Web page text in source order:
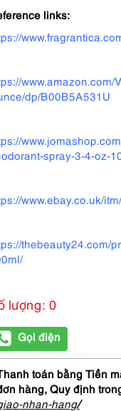
links:
dp/B00B5A531U
spray-3-4-oz-
www.ebay.co.uk/
thebeauty24.com/
lượng: 0
Gọi điện
toán bằng Tiền
hàng, Quy định
nhan-hang/